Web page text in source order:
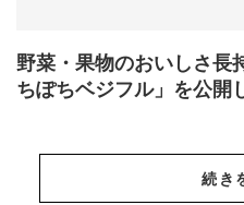
野菜・果物のおいしさ長
ちぽちベジフル」を公開
続き